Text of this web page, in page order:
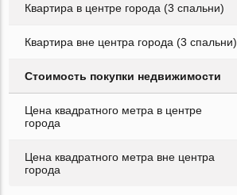
Квартира в центре города (3 спальни)
Квартира вне центра города (3 спальни)
Стоимость покупки недвижимости
Цена квадратного метра в центре
города
Цена квадратного метра вне центра
города